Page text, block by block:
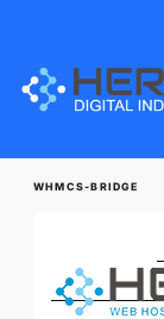
WHMCS-BRIDGE